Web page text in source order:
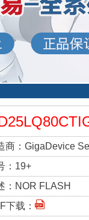
商： GigaDevice
： 19+
： NOR FLASH
下载：